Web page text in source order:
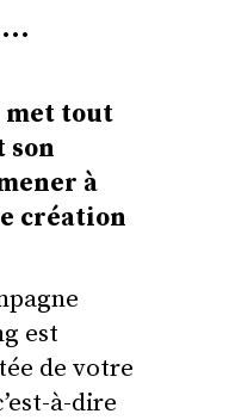
…
met tout
son
à
création
est
de votre
à-dire